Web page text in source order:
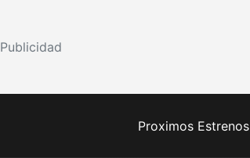
Publicidad
Proximos Estrenos